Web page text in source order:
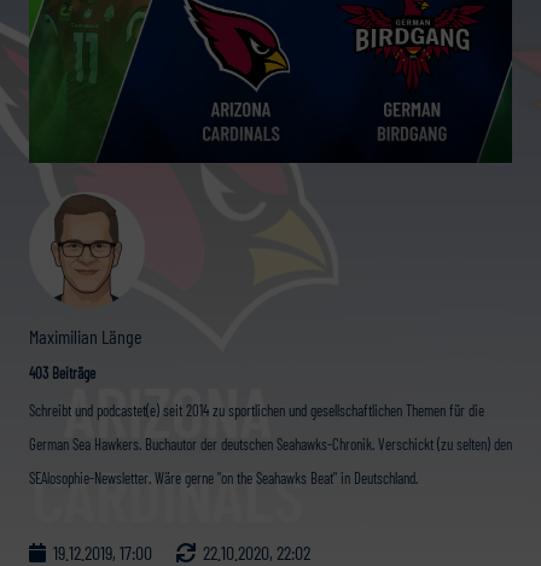
Maximilian Länge
403 Beiträge
Schreibt und podcastet(e) seit 2014 zu sportlichen und gesellschaftlichen Themen für die
German Sea Hawkers. Buchautor der deutschen Seahawks-Chronik. Verschickt (zu selten) den
SEAlosophie-Newsletter. Wäre gerne "on the Seahawks Beat" in Deutschland.
19.12.2019, 17:00 22.10.2020, 22:02